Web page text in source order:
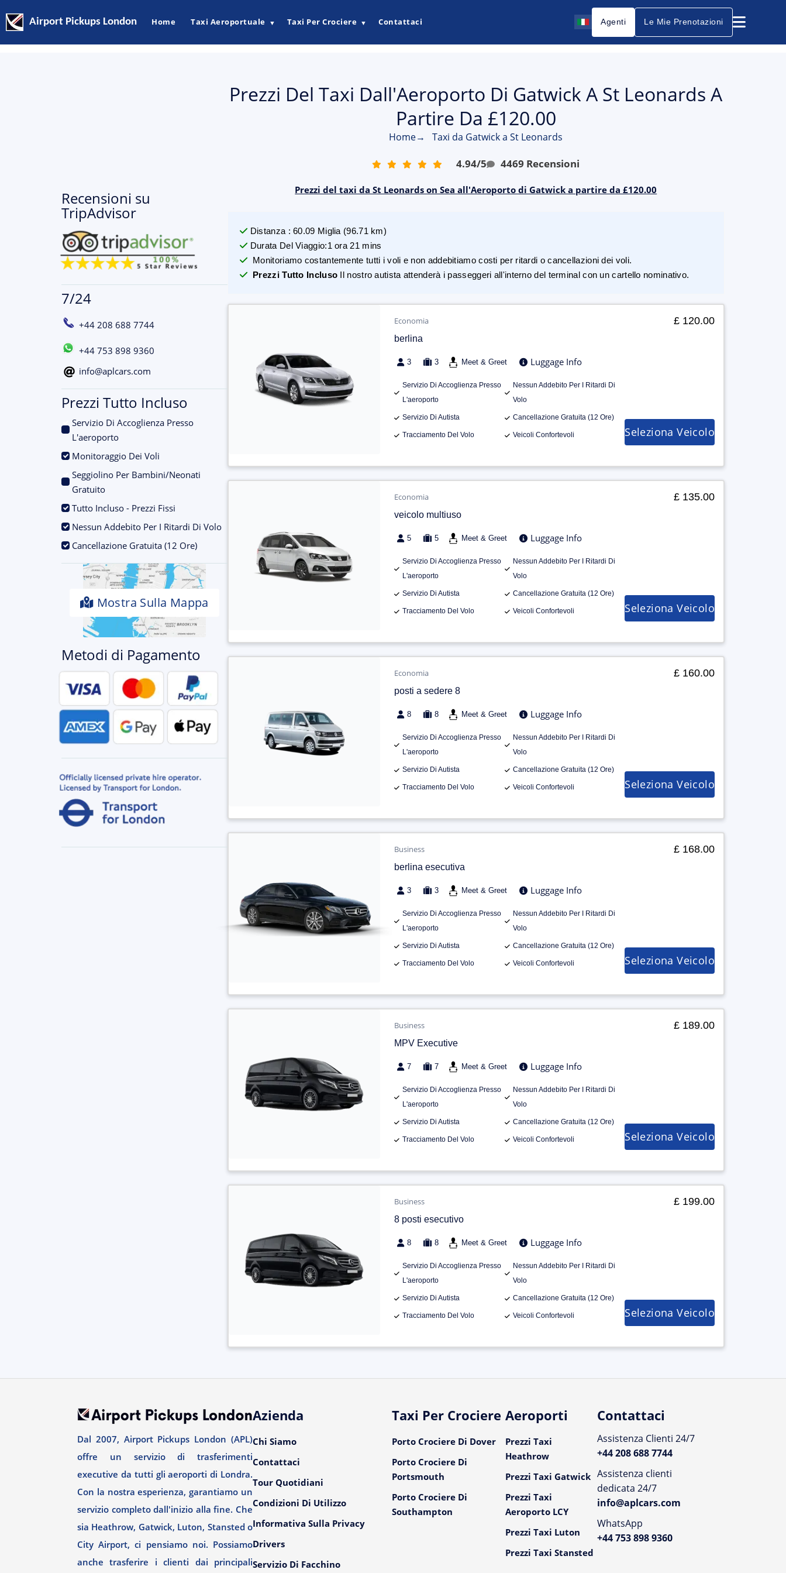
Airport Pickups London Home Taxi Aeroportuale ▼ Taxi Per Crociere ▼ Contattaci Agenti Le Mie Prenotazioni
Recensioni su
TripAdvisor
7/24
+44 208 688 7744
+44 753 898 9360
info@aplcars.com
Prezzi Tutto Incluso
Servizio Di Accoglienza Presso
L'aeroporto
Monitoraggio Dei Voli
Seggiolino Per Bambini/Neonati
Gratuito
Tutto Incluso - Prezzi Fissi
Nessun Addebito Per I Ritardi Di Volo
Cancellazione Gratuita (12 Ore)
Mostra Sulla Mappa
Metodi di Pagamento
Prezzi Del Taxi Dall'Aeroporto Di Gatwick A St Leonards A
Partire Da £120.00
Home→ Taxi da Gatwick a St Leonards
4.94/5 4469 Recensioni
Prezzi del taxi da St Leonards on Sea all'Aeroporto di Gatwick a partire da £120.00
Distanza :60.09 Miglia (96.71 km)
Durata Del Viaggio:1 ora 21 mins
Monitoriamo costantemente tutti i voli e non addebitiamo costi per ritardi o cancellazioni dei voli.
Prezzi Tutto Incluso Il nostro autista attenderà i passeggeri all'interno del terminal con un cartello nominativo.
Economia
berlina
3 3 Meet & Greet Luggage Info
Servizio Di Accoglienza Presso
L'aeroporto
Nessun Addebito Per I Ritardi Di
Volo
Servizio Di Autista Cancellazione Gratuita (12 Ore)
Tracciamento Del Volo Veicoli Confortevoli
£ 120.00
Seleziona Veicolo
Economia
veicolo multiuso
5 5 Meet & Greet Luggage Info
Servizio Di Accoglienza Presso
L'aeroporto
Nessun Addebito Per I Ritardi Di
Volo
Servizio Di Autista Cancellazione Gratuita (12 Ore)
Tracciamento Del Volo Veicoli Confortevoli
£ 135.00
Seleziona Veicolo
Economia
posti a sedere 8
8 8 Meet & Greet Luggage Info
Servizio Di Accoglienza Presso
L'aeroporto
Nessun Addebito Per I Ritardi Di
Volo
Servizio Di Autista Cancellazione Gratuita (12 Ore)
Tracciamento Del Volo Veicoli Confortevoli
£ 160.00
Seleziona Veicolo
Business
berlina esecutiva
3 3 Meet & Greet Luggage Info
Servizio Di Accoglienza Presso
L'aeroporto
Nessun Addebito Per I Ritardi Di
Volo
Servizio Di Autista Cancellazione Gratuita (12 Ore)
Tracciamento Del Volo Veicoli Confortevoli
£ 168.00
Seleziona Veicolo
Business
MPV Executive
7 7 Meet & Greet Luggage Info
Servizio Di Accoglienza Presso
L'aeroporto
Nessun Addebito Per I Ritardi Di
Volo
Servizio Di Autista Cancellazione Gratuita (12 Ore)
Tracciamento Del Volo Veicoli Confortevoli
£ 189.00
Seleziona Veicolo
Business
8 posti esecutivo
8 8 Meet & Greet Luggage Info
Servizio Di Accoglienza Presso
L'aeroporto
Nessun Addebito Per I Ritardi Di
Volo
Servizio Di Autista Cancellazione Gratuita (12 Ore)
Tracciamento Del Volo Veicoli Confortevoli
£ 199.00
Seleziona Veicolo
Dal 2007, Airport Pickups London (APL)
offre un servizio di trasferimenti
executive da tutti gli aeroporti di Londra.
Con la nostra esperienza, garantiamo un
servizio completo dall'inizio alla fine. Che
sia Heathrow, Gatwick, Luton, Stansted o
City Airport, ci pensiamo noi. Possiamo
anche trasferire i clienti dai principali
Azienda
Chi Siamo
Contattaci
Tour Quotidiani
Condizioni Di Utilizzo
Informativa Sulla Privacy
Drivers
Servizio Di Facchino
Taxi Per Crociere
Porto Crociere Di Dover
Porto Crociere Di
Portsmouth
Porto Crociere Di
Southampton
Aeroporti
Prezzi Taxi
Heathrow
Prezzi Taxi Gatwick
Prezzi Taxi
Aeroporto LCY
Prezzi Taxi Luton
Prezzi Taxi Stansted
Contattaci
Assistenza Clienti 24/7
+44 208 688 7744
Assistenza clienti
dedicata 24/7
info@aplcars.com
WhatsApp
+44 753 898 9360